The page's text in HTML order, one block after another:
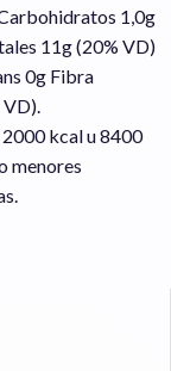
1,0g
11g (20% VD)
0g Fibra
2000 kcal u 8400
menores